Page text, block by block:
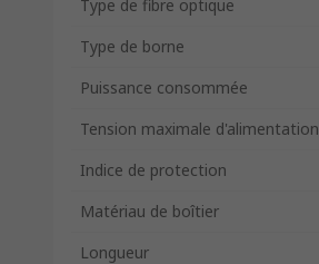
Type de fibre optique
Type de borne
Puissance consommée
Tension maximale d'alimentation
Indice de protection
Matériau de boîtier
Longueur